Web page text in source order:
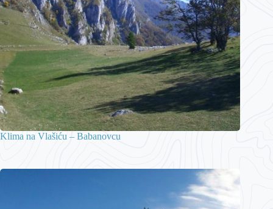
Klima na Vlašiću – Babanovcu